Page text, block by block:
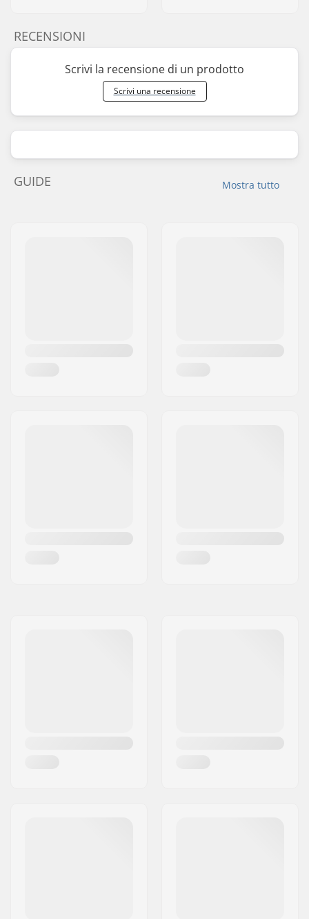
RECENSIONI
Scrivi la recensione di un prodotto
Scrivi una recensione
Mostra tutto
GUIDE